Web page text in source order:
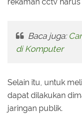
Baca juga:
di Komputer
Selain itu, untuk
dapat dilakukan
jaringan publik.